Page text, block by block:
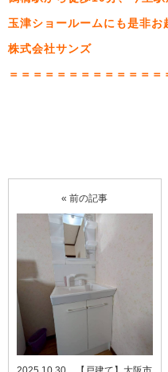
玉津ショールームにも是非
株式会社サンズ
＝＝＝＝＝＝＝＝＝＝＝＝
« 前の記事